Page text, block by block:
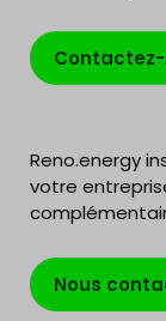
Reno.energy
votre
Nous